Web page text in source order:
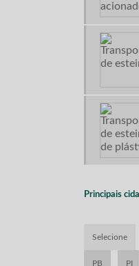
Principais
Selecione
PB PI